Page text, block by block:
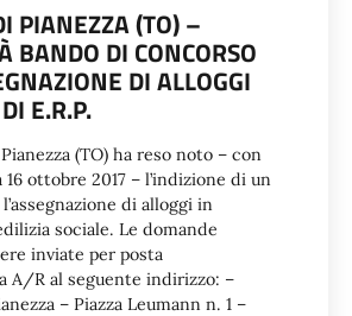
PIANEZZA (TO) –
BANDO DI CONCORSO
DI ALLOGGI
E.R.P.
(TO) ha reso noto – con
ottobre 2017 – l’indizione di un
di alloggi in
sociale. Le domande
inviate per posta
A/R al seguente indirizzo: –
– Piazza Leumann n. 1 –